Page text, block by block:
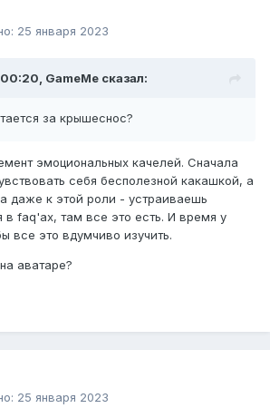
25 января 2023
GameMe сказал:
за крышеснос?
эмоциональных качелей. Сначала
себя бесполезной какашкой, а
даже к этой роли - устраиваешь
faq'ах, там все это есть. И время у
все это вдумчиво изучить.
аватаре?
25 января 2023